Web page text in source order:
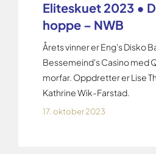
Eliteskuet 2023 •
hoppe – NWB
Årets vinner er Eng's Disko
Bessemeind's Casino med
morfar. Oppdretter er Lise
Kathrine Wik-Farstad.
17. oktober 2023